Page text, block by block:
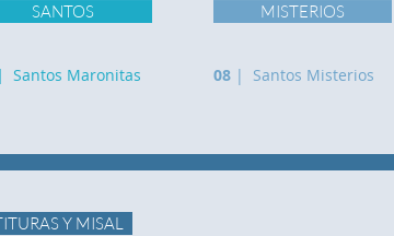
SANTOS
Santos Maronitas
MISTERIOS
08 | Santos Misterios
Y MISAL